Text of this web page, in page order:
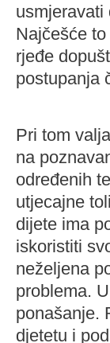
usmjeravati
Najčešće
rjeđe
postupanja
Pri tom
na
određenih
utjecajne
dijete ima
iskoristiti
neželjena
problema.
ponašanje.
djetetu i